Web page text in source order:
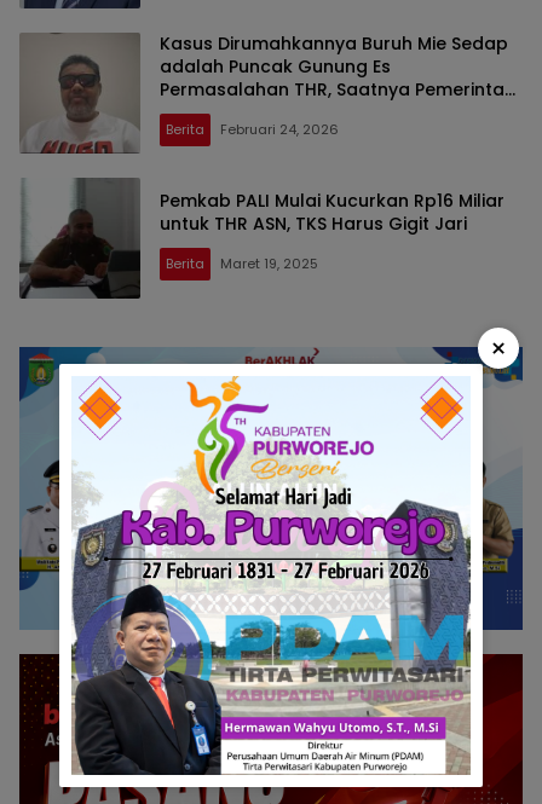
Kasus Dirumahkannya Buruh Mie Sedap
adalah Puncak Gunung Es
Permasalahan THR, Saatnya Pemerintah
Lebih Tegas Melawan Modus Pengusaha
dan Menghapuskan Pajak THR
Berita Februari 24, 2026
Pemkab PALI Mulai Kucurkan Rp16 Miliar
untuk THR ASN, TKS Harus Gigit Jari
Berita Maret 19, 2025
×